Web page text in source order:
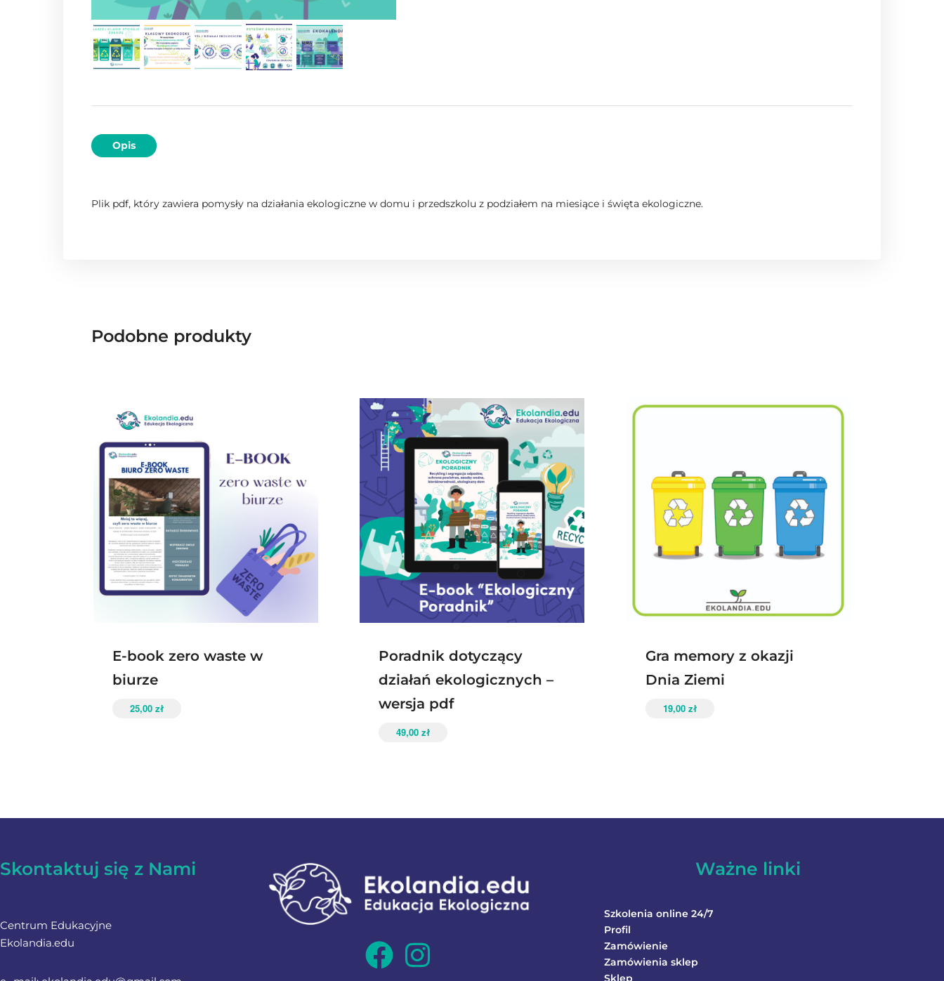
Opis
Plik pdf, który zawiera pomysły na działania ekologiczne w domu i przedszkolu z podziałem na miesiące i święta ekologiczne.
Podobne produkty
E-book zero waste w
biurze
25,00 zł
Poradnik dotyczący
działań ekologicznych –
wersja pdf
49,00zł
Gra memory z okazji
Dnia Ziemi
19,00 zł
Skontaktuj się z Nami
Centrum Edukacyjne
Ekolandia.edu
Ważne linki
Szkolenia online 24/7
Profil
Zamówienie
Zamówienia sklep
Sklep